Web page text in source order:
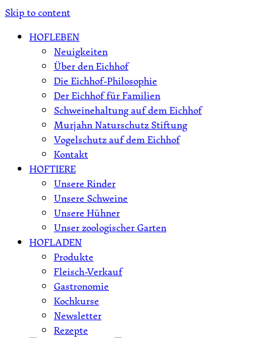
Skip to content
HOFLEBEN
Neuigkeiten
Über den Eichhof
Die Eichhof-Philosophie
Der Eichhof für Familien
Schweinehaltung auf dem Eichhof
Murjahn Naturschutz Stiftung
Vogelschutz auf dem Eichhof
Kontakt
HOFTIERE
Unsere Rinder
Unsere Schweine
Unsere Hühner
Unser zoologischer Garten
HOFLADEN
Produkte
Fleisch-Verkauf
Gastronomie
Kochkurse
Newsletter
Rezepte